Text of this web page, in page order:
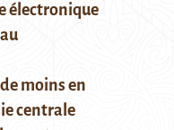
électronique
moins en
centrale